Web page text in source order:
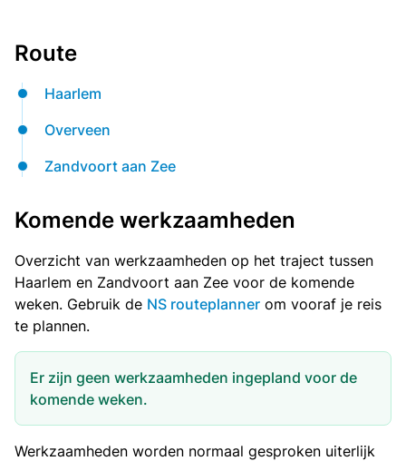
Route
Haarlem
Overveen
Zandvoort aan Zee
Komende werkzaamheden
Overzicht van werkzaamheden op het traject tussen
Haarlem en Zandvoort aan Zee voor de komende
weken. Gebruik de NS routeplanner om vooraf je reis
te plannen.
Er zijn geen werkzaamheden ingepland voor de
komende weken.
Werkzaamheden worden normaal gesproken uiterlijk